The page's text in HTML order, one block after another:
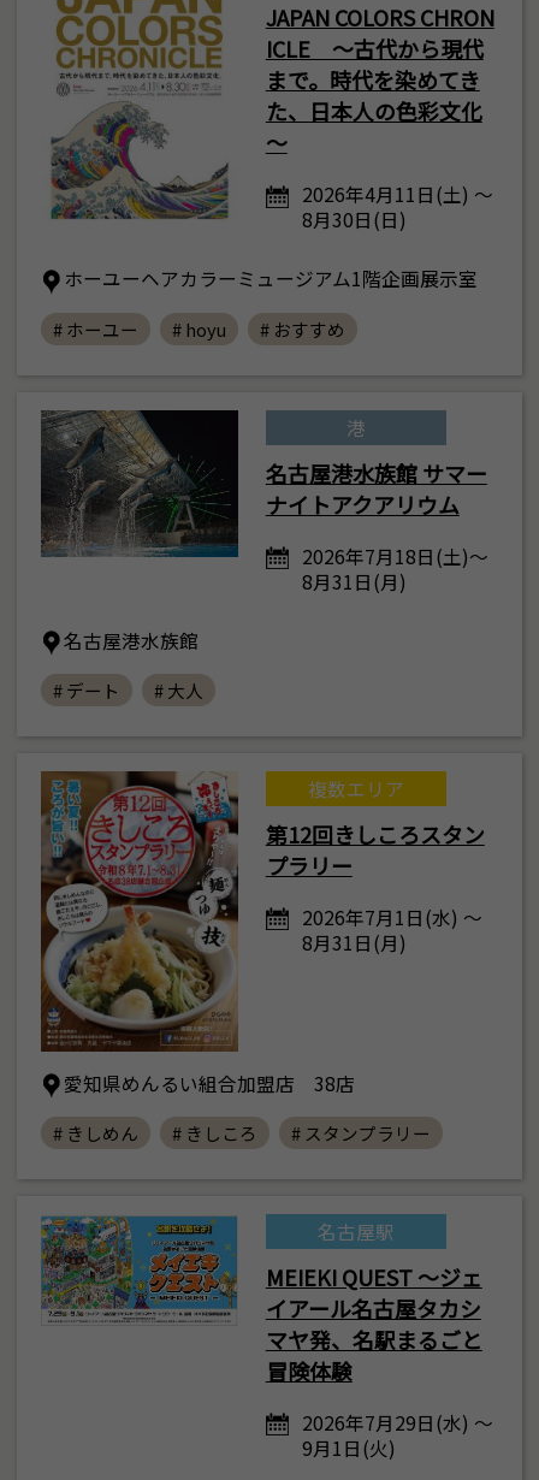
JAPAN COLORS CHRON
ICLE ～古代から現代
まで。時代を染めてき
た、日本人の色彩文化
～
2026年4月11日(土) ～
8月30日(日)
ホーユーヘアカラーミュージアム1階企画展示室
# ホーユー # hoyu # おすすめ
港
名古屋港水族館 サマー
ナイトアクアリウム
2026年7月18日(土)～
8月31日(月)
名古屋港水族館
# デート # 大人
複数エリア
第12回きしころスタン
プラリー
2026年7月1日(水) ～
8月31日(月)
愛知県めんるい組合加盟店 38店
# きしめん # きしころ # スタンプラリー
名古屋駅
MEIEKI QUEST ～ジェ
イアール名古屋タカシ
マヤ発、名駅まるごと
冒険体験
2026年7月29日(水) ～
9月1日(火)